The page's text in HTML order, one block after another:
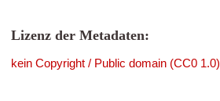
Lizenz der Metadaten:
kein Copyright / Public domain (CC0 1.0)